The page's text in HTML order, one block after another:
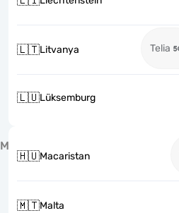
🇱🇹Litvanya Telia
🇱🇺Lüksemburg
M
🇭🇺Macaristan
🇲🇹Malta